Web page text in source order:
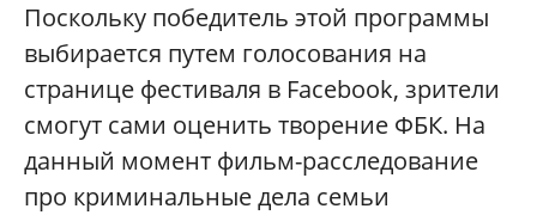
Поскольку победитель этой программы
выбирается путем голосования на
странице фестиваля в Facebook, зрители
смогут сами оценить творение ФБК. На
данный момент фильм-расследование
про криминальные дела семьи